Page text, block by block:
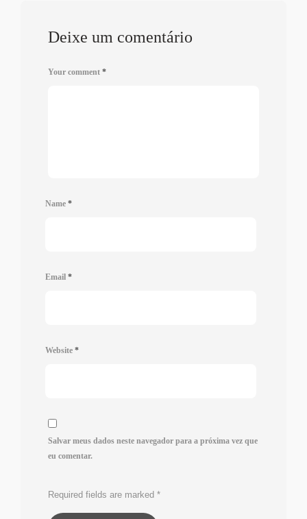
Deixe um comentário
Your comment *
Name *
Email *
Website *
Salvar meus dados neste navegador para a próxima vez que
eu comentar.
Required fields are marked *